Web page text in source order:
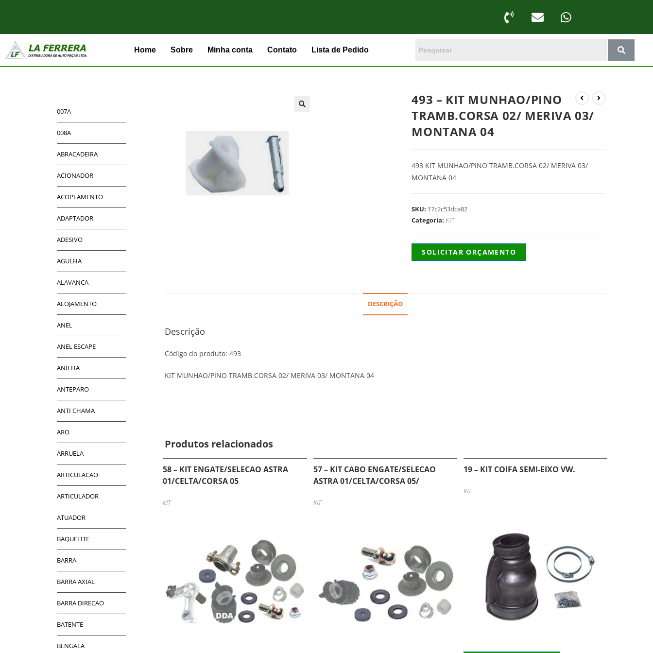
Home Sobre Minha conta Contato Lista de Pedido
493 – KIT MUNHAO/PINO
TRAMB.CORSA 02/ MERIVA 03/
MONTANA 04
493 KIT MUNHAO/PINO TRAMB.CORSA 02/ MERIVA 03/
MONTANA 04
SKU: 17c2c53dca82
Categoria: KIT
SOLICITAR ORÇAMENTO
DESCRIÇÃO
Descrição
Código do produto: 493
KIT MUNHAO/PINO TRAMB.CORSA 02/ MERIVA 03/ MONTANA 04
Produtos relacionados
58 – KIT ENGATE/SELECAO ASTRA
01/CELTA/CORSA 05
KIT
57 – KIT CABO ENGATE/SELECAO
ASTRA 01/CELTA/CORSA 05/
KIT
19 – KIT COIFA SEMI-EIXO VW.
KIT
007A
008A
ABRACADEIRA
ACIONADOR
ACOPLAMENTO
ADAPTADOR
ADESIVO
AGULHA
ALAVANCA
ALOJAMENTO
ANEL
ANEL ESCAPE
ANILHA
ANTEPARO
ANTI CHAMA
ARO
ARRUELA
ARTICULACAO
ARTICULADOR
ATUADOR
BAQUELITE
BARRA
BARRA AXIAL
BARRA DIRECAO
BATENTE
BENGALA